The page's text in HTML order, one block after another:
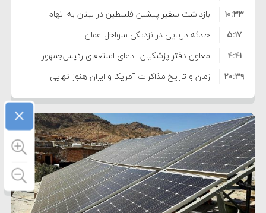
بازداشت سفیر پیشین فلسطین در لبنان به اتهام
فساد و اختلاس اموال
۱۰:۳۳
حادثه دریایی در نزدیکی سواحل عمان
۵:۱۷
معاون دفتر پزشکیان: ادعای استعفای رئیس‌جمهور
واهی و کذب محض است
۴:۴۱
زمان و تاریخ مذاکرات آمریکا و ایران هنوز نهایی
نشده است
۲۰:۳۹
وزیر جنگ آمریکا: ماشین جنگی ما آماده حمله
نظامی علیه ایران است
۶:۵۰
موافقت ترامپ با لغو حمله به ایران
۶:۲۱
هشدار عراقچی به همتای عربستانی درباره همراهی با
آمریکا
۲:۱۵
مقام ارشد امنیتی: برنامه گسترده‌ای برای پاسخ به
دیوانگی آمریکا داریم
۷:۱۰
ترامپ دستور حملات جدید علیه ایران را صادر کرد
۵:۴۵
سپاه: دو نفتکش متخلف مورد اصابت قرار گرفته و
۱۲:۵۹
×